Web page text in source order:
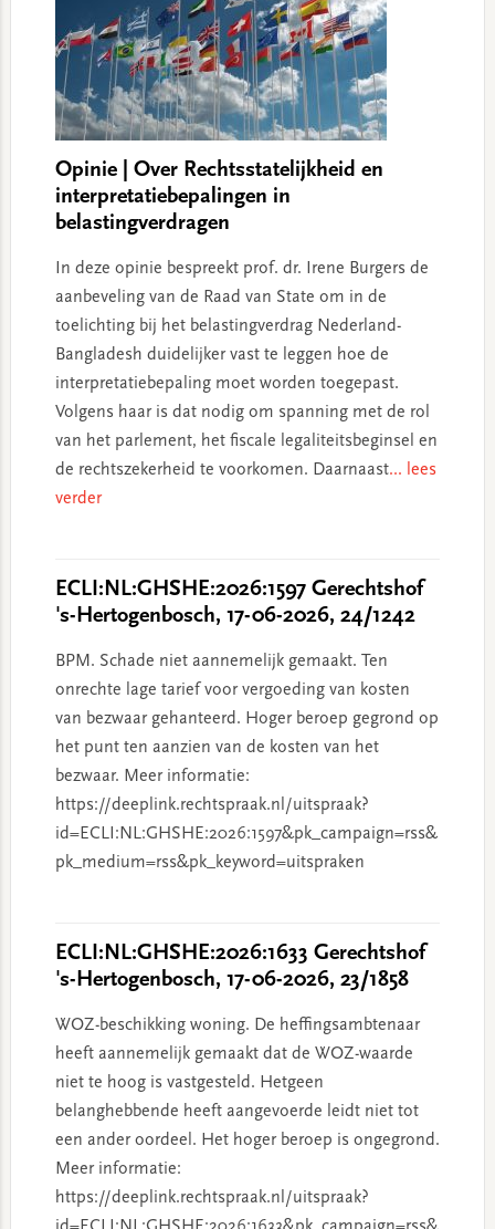
Opinie | Over Rechtsstatelijkheid en
interpretatiebepalingen in
belastingverdragen
In deze opinie bespreekt prof. dr. Irene Burgers de
aanbeveling van de Raad van State om in de
toelichting bij het belastingverdrag Nederland-
Bangladesh duidelijker vast te leggen hoe de
interpretatiebepaling moet worden toegepast.
Volgens haar is dat nodig om spanning met de rol
van het parlement, het fiscale legaliteitsbeginsel en
de rechtszekerheid te voorkomen. Daarnaast... lees
verder
ECLI:NL:GHSHE:2026:1597 Gerechtshof
's-Hertogenbosch, 17-06-2026, 24/1242
BPM. Schade niet aannemelijk gemaakt. Ten
onrechte lage tarief voor vergoeding van kosten
van bezwaar gehanteerd. Hoger beroep gegrond op
het punt ten aanzien van de kosten van het
bezwaar. Meer informatie:
https://deeplink.rechtspraak.nl/uitspraak?
id=ECLI:NL:GHSHE:2026:1597&pk_campaign=rss&
pk_medium=rss&pk_keyword=uitspraken
ECLI:NL:GHSHE:2026:1633 Gerechtshof
's-Hertogenbosch, 17-06-2026, 23/1858
WOZ-beschikking woning. De heffingsambtenaar
heeft aannemelijk gemaakt dat de WOZ-waarde
niet te hoog is vastgesteld. Hetgeen
belanghebbende heeft aangevoerde leidt niet tot
een ander oordeel. Het hoger beroep is ongegrond.
Meer informatie:
https://deeplink.rechtspraak.nl/uitspraak?